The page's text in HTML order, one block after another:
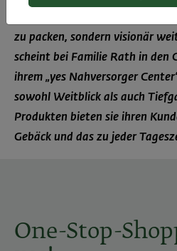
zu packen, sondern visionär
scheint bei Familie Rath in den
ihrem „yes Nahversorger
sowohl Weitblick als auch
Produkten bieten sie ihren
Gebäck und das zu jeder
One-Stop-